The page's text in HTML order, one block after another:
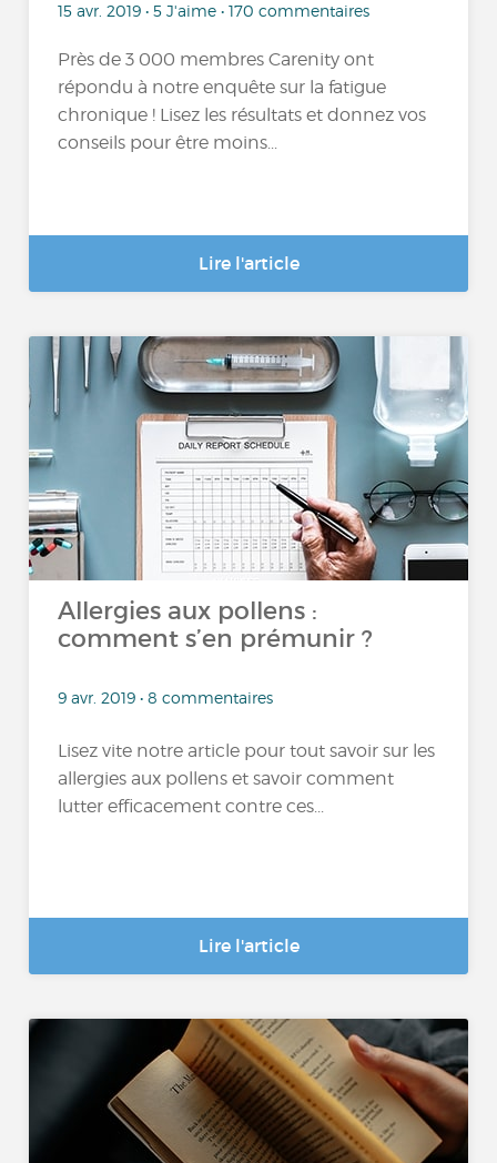
15 avr. 2019 • 5 J'aime • 170 commentaires
Près de 3 000 membres Carenity ont
répondu à notre enquête sur la fatigue
chronique ! Lisez les résultats et donnez vos
conseils pour être moins...
Lire l'article
Allergies aux pollens :
comment s’en prémunir ?
9 avr. 2019 • 8 commentaires
Lisez vite notre article pour tout savoir sur les
allergies aux pollens et savoir comment
lutter efficacement contre ces...
Lire l'article